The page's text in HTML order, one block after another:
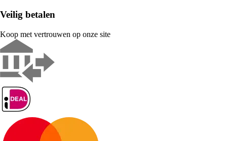
Veilig betalen
Koop met vertrouwen op onze site